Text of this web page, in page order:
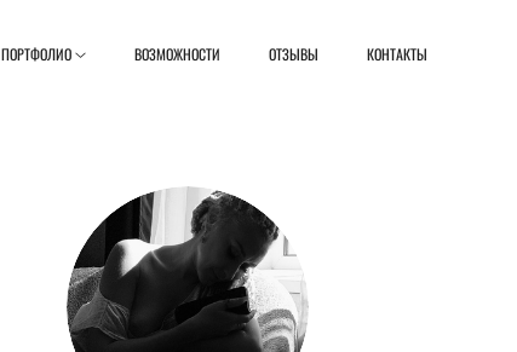
ПОРТФОЛИО ВОЗМОЖНОСТИ ОТЗЫВЫ КОНТАКТЫ